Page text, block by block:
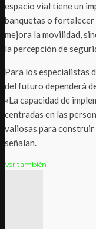
espacio vial tiene un
banquetas o fortalecer
mejora la movilidad,
la percepción de
Para los especialistas
del futuro dependerá
«La capacidad de
centradas en las
valiosas para construir
señalan.
Ver también